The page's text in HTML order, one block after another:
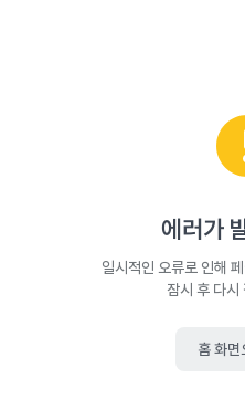
에러가
일시적인 오류로 인해
잠시 후 다시
홈 화면